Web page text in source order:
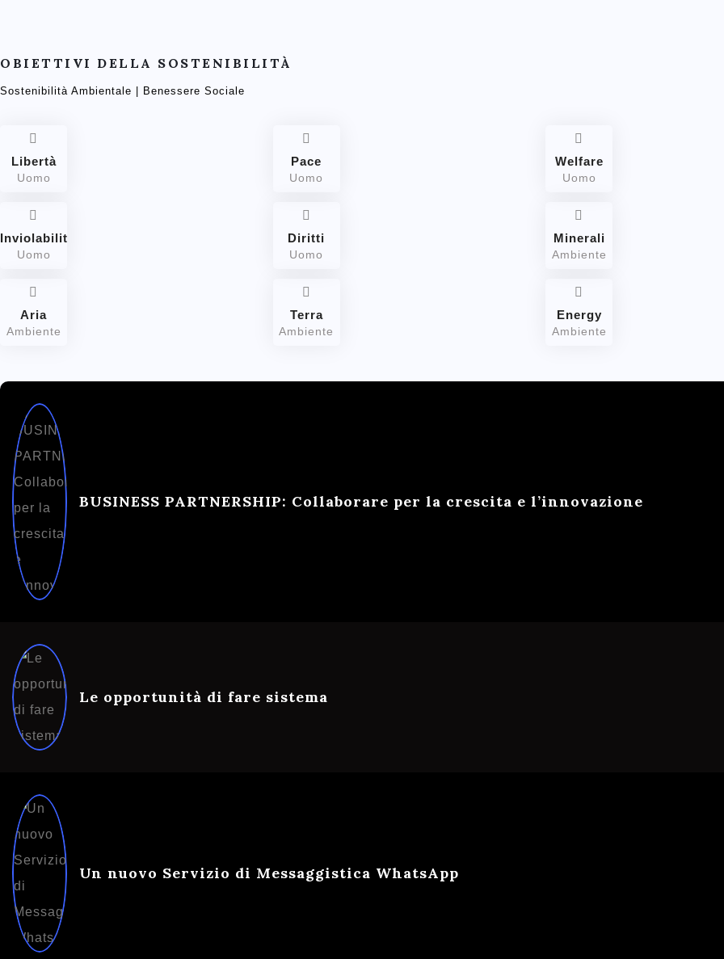
OBIETTIVI DELLA SOSTENIBILITÀ
Sostenibilità Ambientale | Benessere Sociale
Libertà
Uomo
Pace
Uomo
Welfare
Uomo
Inviolabilità
Uomo
Diritti
Uomo
Minerali
Ambiente
Aria
Ambiente
Terra
Ambiente
Energy
Ambiente
BUSINESS PARTNERSHIP: Collaborare per la crescita e l’innovazione
Le opportunità di fare sistema
Un nuovo Servizio di Messaggistica WhatsApp